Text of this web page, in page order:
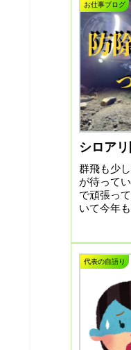
お仕事ブログ
シロア
群飛も少
が待って
で頑張っ
いて今年
ました全
代表の自語り